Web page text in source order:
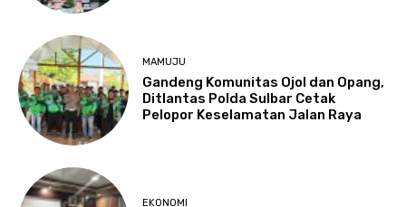
MAMUJU
Gandeng Komunitas Ojol dan Opang,
Ditlantas Polda Sulbar Cetak
Pelopor Keselamatan Jalan Raya
EKONOMI